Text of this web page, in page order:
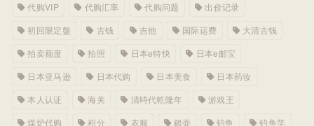
代购VIP
代购汇率 代购问题
出价记录
初回限定盤
古钱 吉他 国际运费
大清古钱
拍卖额度
拍照 日本e特快
日本e邮宝
日本亚马逊
日本代购 日本美食
日本药妆
本人认证
海关 清時代乾隆年
游戏王
煤炉代购
积分 衣服 銀壶 钓鱼 钓鱼竿